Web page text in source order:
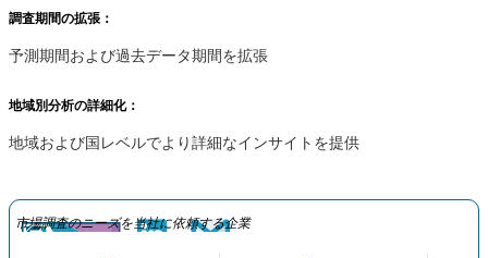
調査期間の拡張：
予測期間および過去データ期間を拡張
地域別分析の詳細化：
地域および国レベルでより詳細なインサイトを提供
市場調査のニーズを当社に依頼する企業